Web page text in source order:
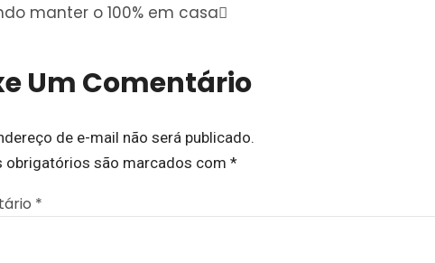
manter o 100% em casa
Um Comentário
de e-mail não será publicado.
obrigatórios são marcados com *
*